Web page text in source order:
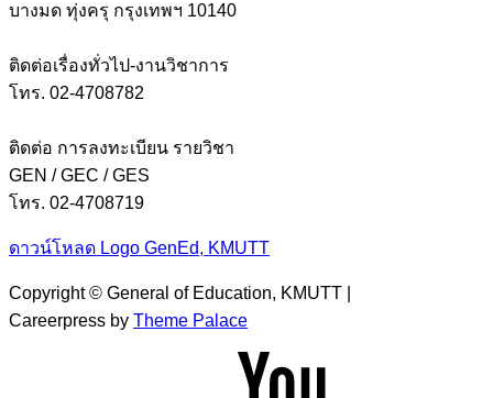
บางมด ทุ่งครุ กรุงเทพฯ 10140
ติดต่อเรื่องทั่วไป-งานวิชาการ
โทร. 02-4708782
ติดต่อ การลงทะเบียน รายวิชา
GEN / GEC / GES
โทร. 02-4708719
ดาวน์โหลด Logo GenEd, KMUTT
Copyright © General of Education, KMUTT |
Careerpress by Theme Palace